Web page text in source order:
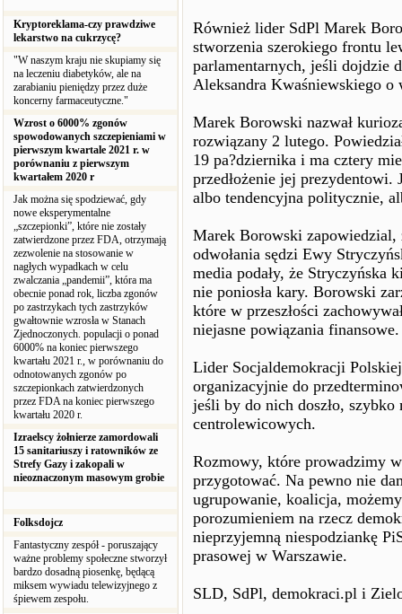
Kryptoreklama-czy prawdziwe
lekarstwo na cukrzycę?
"W naszym kraju nie skupiamy się
na leczeniu diabetyków, ale na
zarabianiu pieniędzy przez duże
koncerny farmaceutyczne."
Wzrost o 6000% zgonów
spowodowanych szczepieniami w
pierwszym kwartale 2021 r. w
porównaniu z pierwszym
kwartałem 2020 r
Jak można się spodziewać, gdy
nowe eksperymentalne
„szczepionki”, które nie zostały
zatwierdzone przez FDA, otrzymają
zezwolenie na stosowanie w
nagłych wypadkach w celu
zwalczania „pandemii”, która ma
obecnie ponad rok, liczba zgonów
po zastrzykach tych zastrzyków
gwałtownie wzrosła w Stanach
Zjednoczonych. populacji o ponad
6000% na koniec pierwszego
kwartału 2021 r., w porównaniu do
odnotowanych zgonów po
szczepionkach zatwierdzonych
przez FDA na koniec pierwszego
kwartału 2020 r.
Izraelscy żołnierze zamordowali
15 sanitariuszy i ratowników ze
Strefy Gazy i zakopali w
nieoznaczonym masowym grobie
Folksdojcz
Fantastyczny zespół - poruszający
ważne problemy społeczne stworzył
bardzo dosadną piosenkę, będącą
miksem wywiadu telewizyjnego z
śpiewem zespołu.
Również lider SdPl Marek
stworzenia szerokiego frontu
parlamentarnych, jeśli dojdzie
Aleksandra Kwaśniewskiego
Marek Borowski nazwał
rozwiązany 2 lutego.
19 pa?dziernika i ma cztery
przedłożenie jej prezydentowi.
albo tendencyjna politycznie,
Marek Borowski zapowiedzial,
odwołania sędzi Ewy
media podały, że Stryczyńska
nie poniosła kary. Borowski
które w przeszłości
niejasne powiązania finansowe.
Lider Socjaldemokracji
organizacyjnie do
jeśli by do nich doszło,
centrolewicowych.
Rozmowy, które prowadzimy
przygotować. Na pewno nie
ugrupowanie, koalicja,
porozumieniem na rzecz
nieprzyjemną niespodziankę
prasowej w Warszawie.
SLD, SdPl, demokraci.pl i